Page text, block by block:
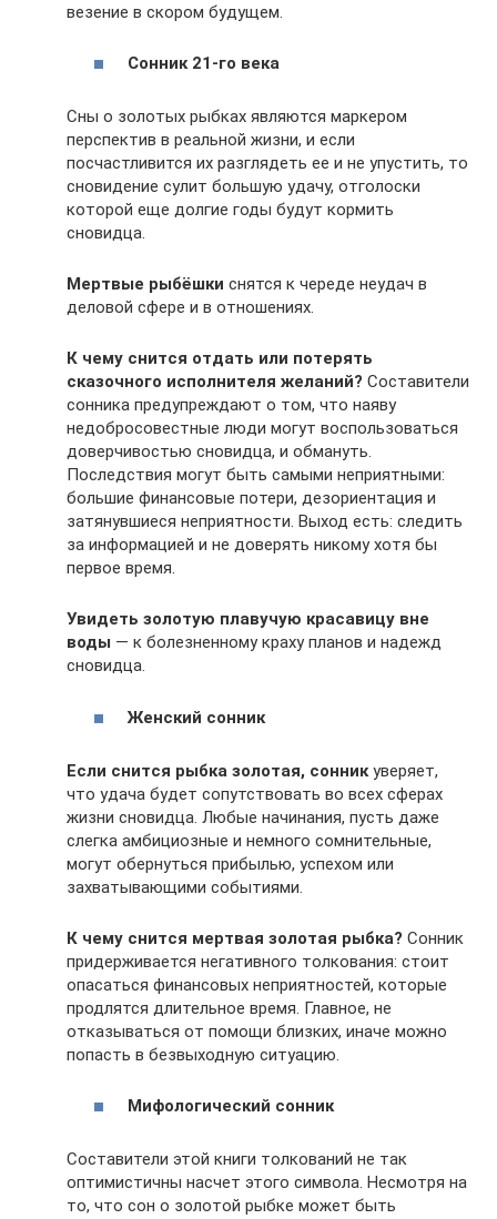
везение в скором будущем.
Сонник 21-го века
Сны о золотых рыбках являются маркером
перспектив в реальной жизни, и если
посчастливится их разглядеть ее и не упустить, то
сновидение сулит большую удачу, отголоски
которой еще долгие годы будут кормить
сновидца.
Мертвые рыбёшки снятся к череде неудач в
деловой сфере и в отношениях.
К чему снится отдать или потерять
сказочного исполнителя желаний? Составители
сонника предупреждают о том, что наяву
недобросовестные люди могут воспользоваться
доверчивостью сновидца, и обмануть.
Последствия могут быть самыми неприятными:
большие финансовые потери, дезориентация и
затянувшиеся неприятности. Выход есть: следить
за информацией и не доверять никому хотя бы
первое время.
Увидеть золотую плавучую красавицу вне
воды — к болезненному краху планов и надежд
сновидца.
Женский сонник
Если снится рыбка золотая, сонникуверяет,
что удача будет сопутствовать во всех сферах
жизни сновидца. Любые начинания, пусть даже
слегка амбициозные и немного сомнительные,
могут обернуться прибылью, успехом или
захватывающими событиями.
К чему снится мертвая золотая рыбка? Сонник
придерживается негативного толкования: стоит
опасаться финансовых неприятностей, которые
продлятся длительное время. Главное, не
отказываться от помощи близких, иначе можно
попасть в безвыходную ситуацию.
Мифологический сонник
Составители этой книги толкований не так
оптимистичны насчет этого символа. Несмотря на
то, что сон о золотой рыбке может быть